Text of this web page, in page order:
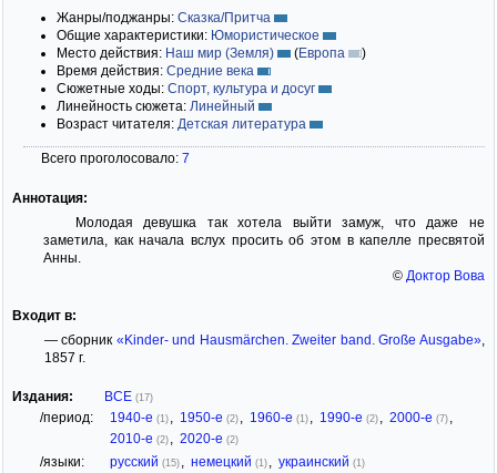
Жанры/поджанры: Сказка/Притча
Общие характеристики: Юмористическое
Место действия: Наш мир (Земля) (Европа
)
Время действия: Средние века
Сюжетные ходы: Спорт, культура и досуг
Линейность сюжета: Линейный
Возраст читателя: Детская литература
Всего проголосовало: 7
Аннотация:
Молодая девушка так хотела выйти замуж, что даже не
заметила, как начала вслух просить об этом в капелле пресвятой
Анны.
© Доктор Вова
Входит в:
— сборник «Kinder- und Hausmärchen. Zweiter band. Große Ausgabe»
1857 г.
Издания: ВСЕ (17)
/период: 1940-е (1) 1950-е (2) 1960-е (1) 1990-е (2) 2000-е (7)
2010-е (2) 2020-е (2)
/языки: русский (15) немецкий (1) украинский (1)